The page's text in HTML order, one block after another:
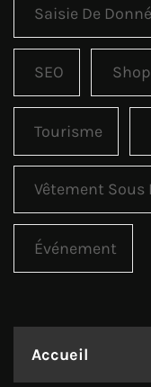
Saisie De
SEO
Tourisme
Vêtement Sous
Événement
Accueil